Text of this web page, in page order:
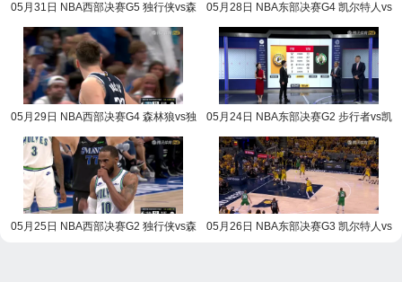
05月31日 NBA西部决赛G5 独行侠vs森
05月28日 NBA东部决赛G4 凯尔特人vs
05月29日 NBA西部决赛G4 森林狼vs独
05月24日 NBA东部决赛G2 步行者vs凯
05月25日 NBA西部决赛G2 独行侠vs森
05月26日 NBA东部决赛G3 凯尔特人vs